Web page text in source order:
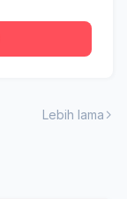
Lebih lama